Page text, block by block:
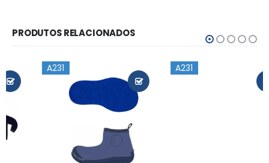
PRODUTOS RELACIONADOS